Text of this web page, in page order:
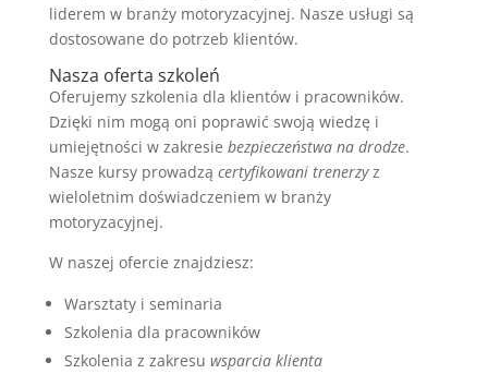
liderem w branży motoryzacyjnej. Nasze usługi są
dostosowane do potrzeb klientów.
Nasza oferta szkoleń
Oferujemy szkolenia dla klientów i pracowników.
Dzięki nim mogą oni poprawić swoją wiedzę i
umiejętności w zakresie bezpieczeństwa na drodze.
Nasze kursy prowadzą certyfikowani trenerzyz
wieloletnim doświadczeniem w branży
motoryzacyjnej.
W naszej ofercie znajdziesz:
Warsztaty i seminaria
Szkolenia dla pracowników
Szkolenia z zakresu wsparcia klienta